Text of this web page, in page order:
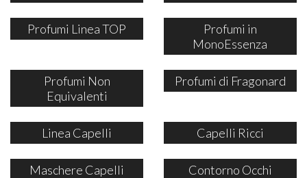
Profumi Linea TOP
Profumi in
MonoEssenza
Profumi Non
Equivalenti
Profumi di Fragonard
Linea Capelli Capelli Ricci
Maschere Capelli Contorno Occhi